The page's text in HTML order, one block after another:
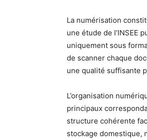
La numérisation
une étude de l’INSEE
uniquement sous
de scanner chaque
une qualité suffisante
L’organisation
principaux
structure cohérente
stockage domestique,